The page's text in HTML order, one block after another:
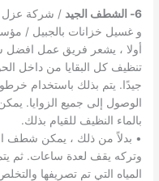
6- الشطف الجيد
/ شركة عزل
و غسيل خزانات بالجبيل /
أولا ، يشعر فريق عمل افضل
تنظيف كل البقايا من داخل
جيدًا. يتم بذلك باستخدام
الوصول إلى جميع الزوايا.
بالماء النظيف للقيام بذلك.
• بدلاً من ذلك ، يمكن شطف
وتركه يقف لعدة ساعات. ثم
المياه التي تم تصريفها